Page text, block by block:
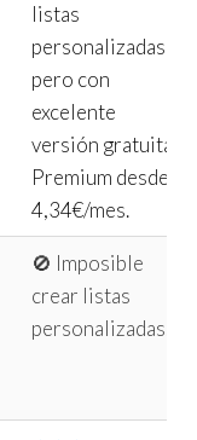
listas
personalizadas
pero con
excelente
versión gratuita.
Premium desde
4,34€/mes.
🚫 Imposible
crear listas
personalizadas.